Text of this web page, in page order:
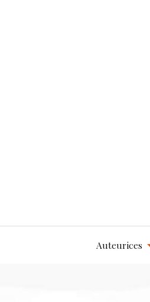
Auteurices